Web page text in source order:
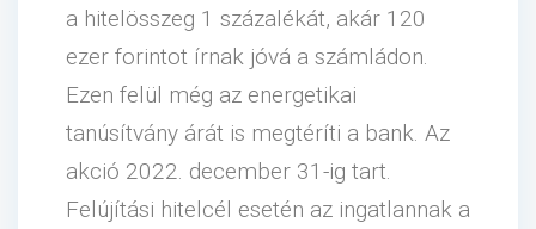
a hitelösszeg 1 százalékát, akár 120
ezer forintot írnak jóvá a számládon.
Ezen felül még az energetikai
tanúsítvány árát is megtéríti a bank. Az
akció 2022. december 31-ig tart.
Felújítási hitelcél esetén az ingatlannak a